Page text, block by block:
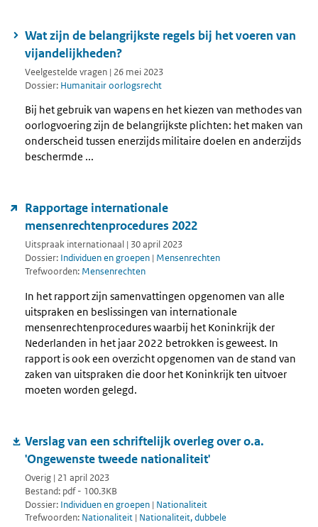
Wat zijn de belangrijkste regels bij het voeren van
vijandelijkheden?
Veelgestelde vragen | 26 mei 2023
Dossier: Humanitair oorlogsrecht
Bij het gebruik van wapens en het kiezen van methodes van
oorlogvoering zijn de belangrijkste plichten: het maken van
onderscheid tussen enerzijds militaire doelen en anderzijds
beschermde ...
Rapportage internationale
mensenrechtenprocedures 2022
Uitspraak internationaal | 30 april 2023
Dossier: Individuen en groepen | Mensenrechten
Trefwoorden: Mensenrechten
In het rapport zijn samenvattingen opgenomen van alle
uitspraken en beslissingen van internationale
mensenrechtenprocedures waarbij het Koninkrijk der
Nederlanden in het jaar 2022 betrokken is geweest. In
rapport is ook een overzicht opgenomen van de stand van
zaken van uitspraken die door het Koninkrijk ten uitvoer
moeten worden gelegd.
Verslag van een schriftelijk overleg over o.a.
'Ongewenste tweede nationaliteit'
Overig | 21 april 2023
Bestand: pdf - 100.3KB
Dossier: Individuen en groepen | Nationaliteit
Trefwoorden: Nationaliteit | Nationaliteit, dubbele